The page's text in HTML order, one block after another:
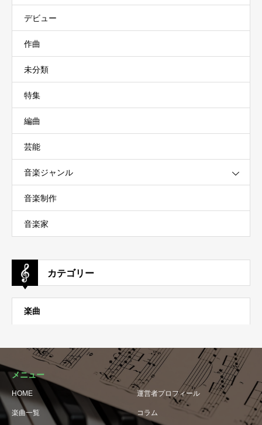
デビュー
作曲
未分類
特集
編曲
芸能
音楽ジャンル
音楽制作
音楽家
カテゴリー
楽曲
メニュー
HOME 運営者プロフィール
楽曲一覧 コラム